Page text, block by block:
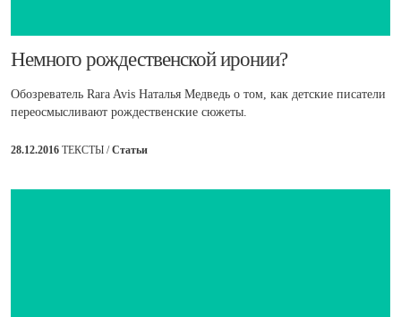
​Немного рождественской иронии?
Обозреватель Rara Avis Наталья Медведь о том, как детские писатели
переосмысливают рождественские сюжеты.
28.12.2016 ТЕКСТЫ /Статьи